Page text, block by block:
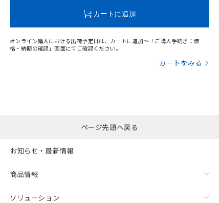
カートに追加
オンライン購入における出荷予定日は、カートに追加～「ご購入手続き：価
格・納期の確認」画面にてご確認ください。
カートをみる
ページ先頭へ戻る
お知らせ・最新情報
商品情報
ソリューション